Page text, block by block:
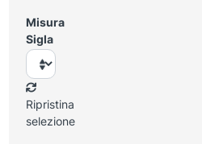
Misura
Sigla
Ripristina
selezione